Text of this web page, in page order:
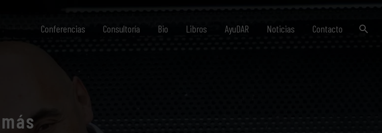
Conferencias Consultoría Bio Libros AyuDAR Noticias Contacto